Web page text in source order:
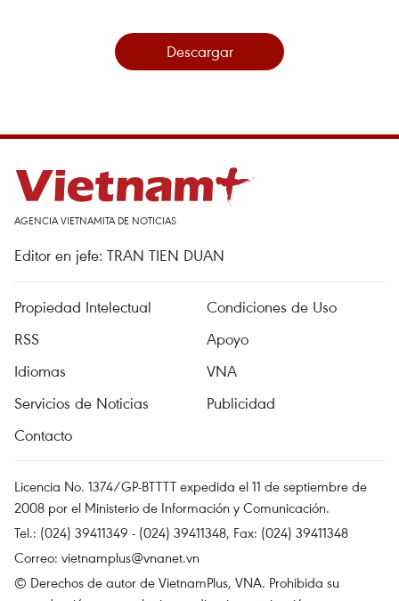
Descargar
AGENCIA VIETNAMITA DE NOTICIAS
Editor en jefe: TRAN TIEN DUAN
Propiedad Intelectual
Condiciones de Uso
RSS
Apoyo
Idiomas
VNA
Servicios de Noticias
Publicidad
Contacto
Licencia No. 1374/GP-BTTTT expedida el 11 de septiembre de
2008 por el Ministerio de Información y Comunicación.
Tel.: (024) 39411349 - (024) 39411348, Fax: (024) 39411348
Correo: vietnamplus@vnanet.vn
© Derechos de autor de VietnamPlus, VNA. Prohibida su